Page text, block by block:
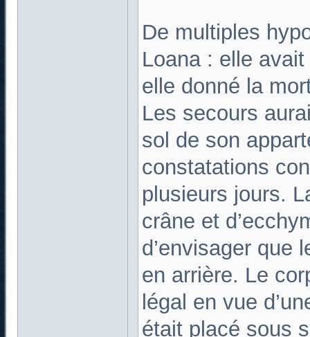
De multiples
Loana : elle avait
elle donné la
Les secours
sol de son
constatations
plusieurs jours.
crâne et
d’envisager que
en arrière. Le
légal en vue
était placé sous